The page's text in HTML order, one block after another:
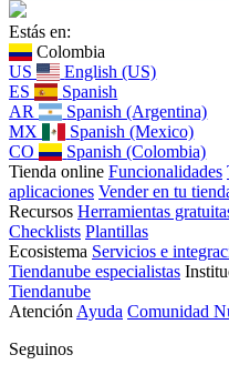
Estás en:
Colombia
US
English (US)
ES
Spanish
AR
Spanish (Argentina)
MX
Spanish (Mexico)
CO
Spanish (Colombia)
Tienda online Funcionalidades
aplicaciones Vender en tu
Recursos Herramientas
Checklists Plantillas
Ecosistema Servicios e
Tiendanube especialistas
Tiendanube
Atención Ayuda Comunidad
Seguinos